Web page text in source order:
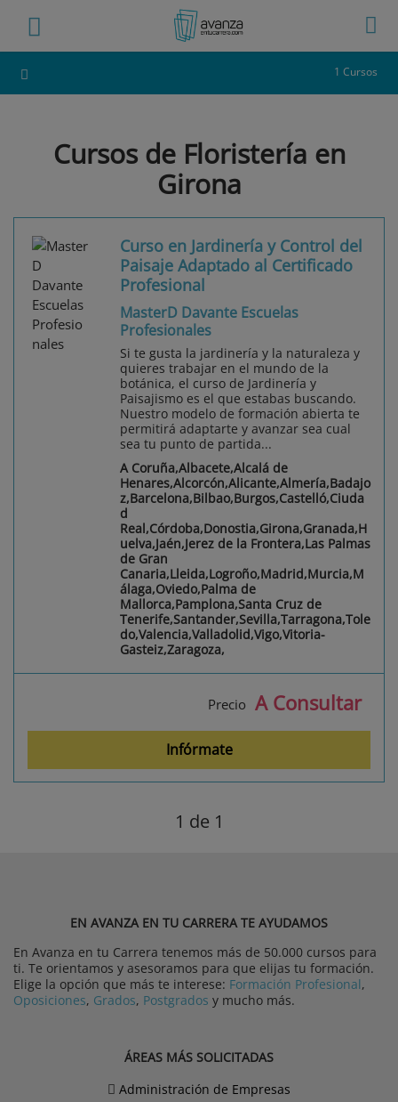
1 Cursos
Cursos de Floristería en
Girona
Curso en Jardinería y Control del
Paisaje Adaptado al Certificado
Profesional
MasterD Davante Escuelas
Profesionales
Si te gusta la jardinería y la naturaleza y
quieres trabajar en el mundo de la
botánica, el curso de Jardinería y
Paisajismo es el que estabas buscando.
Nuestro modelo de formación abierta te
permitirá adaptarte y avanzar sea cual
sea tu punto de partida...
A Coruña,Albacete,Alcalá de
Henares,Alcorcón,Alicante,Almería,Badajo
z,Barcelona,Bilbao,Burgos,Castelló,Ciuda
d
Real,Córdoba,Donostia,Girona,Granada,H
uelva,Jaén,Jerez de la Frontera,Las Palmas
de Gran
Canaria,Lleida,Logroño,Madrid,Murcia,M
álaga,Oviedo,Palma de
Mallorca,Pamplona,Santa Cruz de
Tenerife,Santander,Sevilla,Tarragona,Tole
do,Valencia,Valladolid,Vigo,Vitoria-
Gasteiz,Zaragoza,
Precio A Consultar
Infórmate
1 de 1
EN AVANZA EN TU CARRERA TE AYUDAMOS
En Avanza en tu Carrera tenemos más de 50.000 cursos para
ti. Te orientamos y asesoramos para que elijas tu formación.
Elige la opción que más te interese: Formación Profesional,
Oposiciones, Grados, Postgrados y mucho más.
ÁREAS MÁS SOLICITADAS
Administración de Empresas